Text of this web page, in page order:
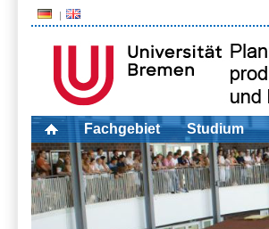
Fachgebiet Studium